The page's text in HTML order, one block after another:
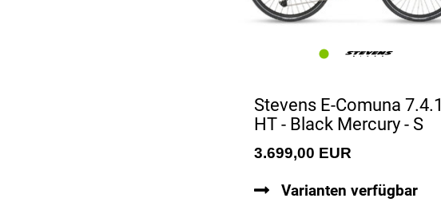
Stevens E-Comuna 7.4.1
HT - Black Mercury - S
3.699,00 EUR
Varianten verfügbar